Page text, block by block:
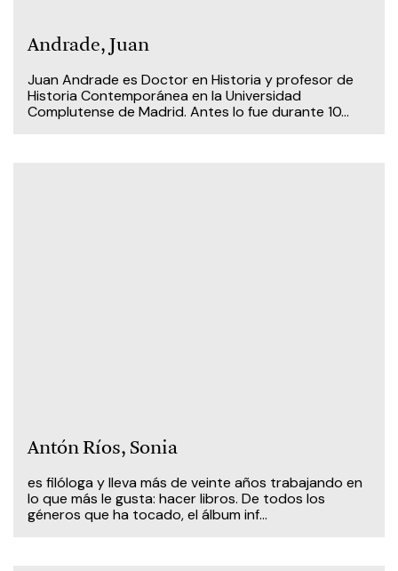
Andrade, Juan
Juan Andrade es Doctor en Historia y profesor de
Historia Contemporánea en la Universidad
Complutense de Madrid. Antes lo fue durante 10...
Antón Ríos, Sonia
es filóloga y lleva más de veinte años trabajando en
lo que más le gusta: hacer libros. De todos los
géneros que ha tocado, el álbum inf...